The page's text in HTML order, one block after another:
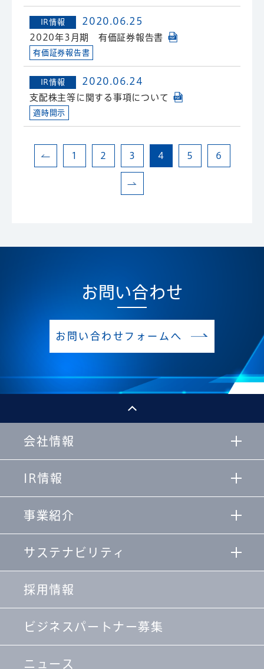
IR情報 2020.06.25
2020年3月期 有価証券報告書
有価証券報告書
IR情報 2020.06.24
支配株主等に関する事項について
適時開示
1 2 3 4 5 6
お問い合わせ
お問い合わせフォームへ
会社情報
IR情報
事業紹介
サステナビリティ
採用情報
ビジネスパートナー募集
ニュース